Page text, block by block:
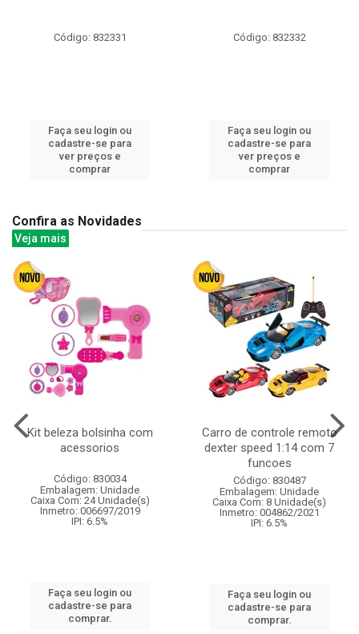
Código: 832331
Faça seu login ou
cadastre-se para
ver preços e
comprar
Código: 832332
Faça seu login ou
cadastre-se para
ver preços e
comprar
Confira as Novidades
Veja mais
Kit beleza bolsinha com
acessorios
Código: 830034
Embalagem: Unidade
Caixa Com: 24 Unidade(s)
Inmetro: 006697/2019
IPI: 6.5%
Faça seu login ou
cadastre-se para
comprar.
Carro de controle remoto
dexter speed 1:14 com 7
funcoes
Código: 830487
Embalagem: Unidade
Caixa Com: 8 Unidade(s)
Inmetro: 004862/2021
IPI: 6.5%
Faça seu login ou
cadastre-se para
comprar.